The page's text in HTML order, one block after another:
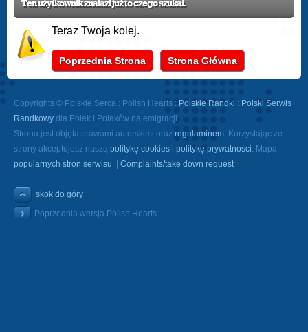
Ten użytkownik znalazł już to czego szukał.
Teraz Twoja kolej.
Poprzednia Strona Strona Główna
Copyrights © Polskie Serca : Polish Hearts : Polskie Randki : Polski Serwis
Randkowy dla Polek i Polaków na emigracji.
Strona jest objęta prawami autorskimi oraz regulaminem. Korzystając ze
strony akceptujesz naszą politykę cookies i politykę prywatności. Mapa
popularnych stron serwisu. | Complaints/take down request
skok do góry
Poprzednia wersja Polish Hearts